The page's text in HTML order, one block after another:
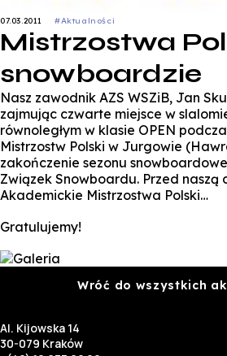
07.03.2011 #Aktualności
Mistrzostwa
snowboardzie
Nasz zawodnik AZS WSZiB, Jan
zajmując czwarte miejsce w
równoległym w klasie OPEN
Mistrzostw Polski w Jurgowie
zakończenie sezonu
Związek Snowboardu. Przed naszą
Akademickie Mistrzostwa Polski…
Gratulujemy!
Wróć do wszystkich
Al. Kijowska 14
30-079 Kraków